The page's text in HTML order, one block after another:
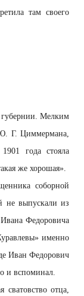
там своего
губернии. Мелким
Ю. Г. Циммермана,
года стояла
же хорошая».
соборной
не выпускали из
Федоровича
именно
Иван Федорович
и вспоминал.
сватовство отца,